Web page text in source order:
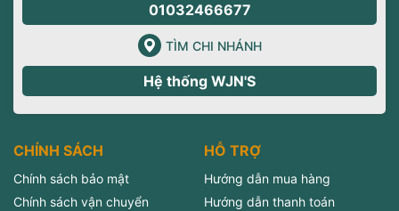
01032466677
TÌM CHI NHÁNH
Hệ thống WJN'S
CHÍNH SÁCH
Chính sách bảo mật
Chính sách vận chuyển
HỖ TRỢ
Hướng dẫn mua hàng
Hướng dẫn thanh toán